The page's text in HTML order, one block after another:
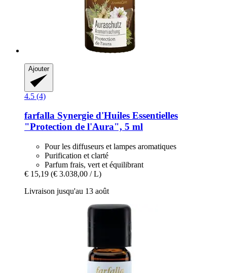
Ajouter
4.5 (4)
farfalla Synergie d'Huiles Essentielles
"Protection de l'Aura", 5 ml
Pour les diffuseurs et lampes aromatiques
Purification et clarté
Parfum frais, vert et équilibrant
€ 15,19 (€ 3.038,00 / L)
Livraison jusqu'au 13 août